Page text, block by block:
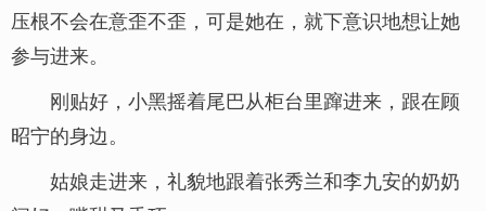
压根不会在意歪不歪，可是她在，就下意识地想让她
参与进来。
刚贴好，小黑摇着尾巴从柜台里蹿进来，跟在顾
昭宁的身边。
姑娘走进来，礼貌地跟着张秀兰和李九安的奶奶